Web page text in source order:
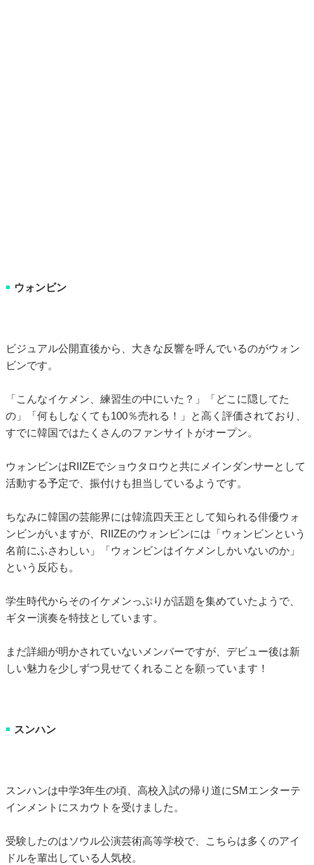
■ ウォンビン
ビジュアル公開直後から、大きな反響を呼んでいるのがウォン
ビンです。
「こんなイケメン、練習生の中にいた？」「どこに隠してた
の」「何もしなくても100％売れる！」と高く評価されており、
すでに韓国ではたくさんのファンサイトがオープン。
ウォンビンはRIIZEでショウタロウと共にメインダンサーとして
活動する予定で、振付けも担当しているようです。
ちなみに韓国の芸能界には韓流四天王として知られる俳優ウォ
ンビンがいますが、RIIZEのウォンビンには「ウォンビンという
名前にふさわしい」「ウォンビンはイケメンしかいないのか」
という反応も。
学生時代からそのイケメンっぷりが話題を集めていたようで、
ギター演奏を特技としています。
まだ詳細が明かされていないメンバーですが、デビュー後は新
しい魅力を少しずつ見せてくれることを願っています！
■ スンハン
スンハンは中学3年生の頃、高校入試の帰り道にSMエンターテ
インメントにスカウトを受けました。
受験したのはソウル公演芸術高等学校で、こちらは多くのアイ
ドルを輩出している人気校。